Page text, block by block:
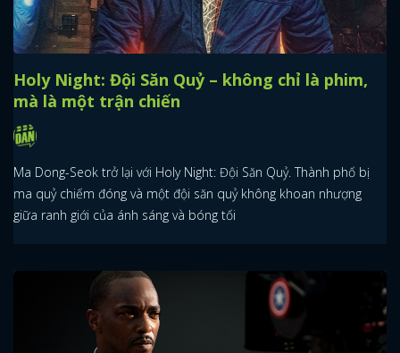
Holy Night: Đội Săn Quỷ – không chỉ là phim,
mà là một trận chiến
Ma Dong-Seok trở lại với Holy Night: Đội Săn Quỷ. Thành phố bị
ma quỷ chiếm đóng và một đội săn quỷ không khoan nhượng
giữa ranh giới của ánh sáng và bóng tối